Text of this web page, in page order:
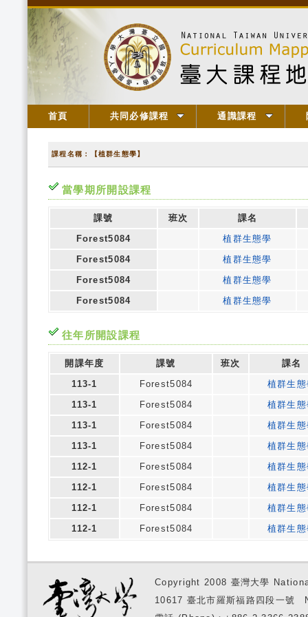
首頁 共同必修課程 通識課程
課程名稱：【植群生態學】
當學期所開設課程
課號 班次
課名
Forest5084
植群生態學
Forest5084
植群生態學
Forest5084
植群生態學
Forest5084
植群生態學
往年所開設課程
開課年度 課號 班次
課名
113-1
Forest5084
植群生
113-1
Forest5084
植群生
113-1
Forest5084
植群生
113-1
Forest5084
植群生
112-1
Forest5084
植群生
112-1
Forest5084
植群生
112-1
Forest5084
植群生
112-1
Forest5084 植群生
Copyright 2008 臺灣大學
10617 臺北市羅斯福路四段一